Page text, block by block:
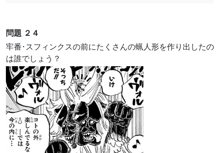
問題 ２４
牢番･スフィンクスの前にたくさんの蝋人形を作り出したの
は誰でしょう？